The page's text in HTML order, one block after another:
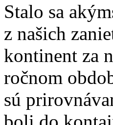
Stalo sa
z našich
kontinent za
ročnom
sú